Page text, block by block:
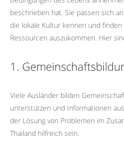
beschrieben hat. Sie passen sich
die lokale Kultur kennen und
Ressourcen auszukommen. Hier
1.
Viele Ausländer bilden
unterstützen und Informationen
der Lösung von Problemen im
Thailand hilfreich sein.